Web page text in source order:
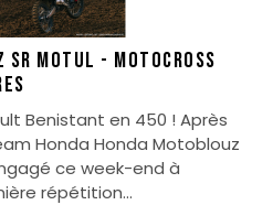
SR Motul - Motocross
Benistant en 450 ! Après
Honda Honda Motoblouz
ce week-end à
répétition...